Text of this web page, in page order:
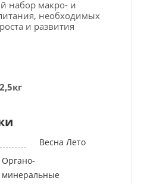
набор макро- и
необходимых
и развития
Весна Лето
Органо-
минеральные